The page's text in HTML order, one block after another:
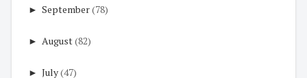
► September(78)
► August(82)
► July(47)